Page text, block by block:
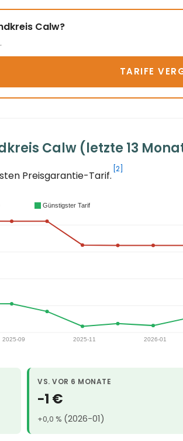
Calw?
TARIFE
Calw (letzte 13
Preisgarantie-Tarif. [2]
VS. VOR 6 MONATE
−1 €
+0,0 % (2026-01)